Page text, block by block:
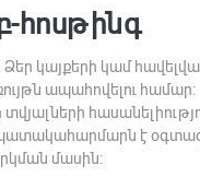
հոսթինգ
կայքերի կամ
ապահովելու համար:
է
մասին: